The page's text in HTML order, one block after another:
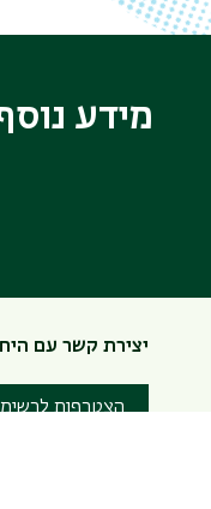
מידע
יצירת קשר עם
הצטרפות